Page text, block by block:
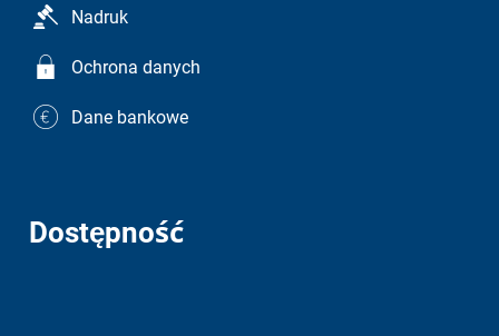
Nadruk
Ochrona danych
Dane bankowe
Dostępność